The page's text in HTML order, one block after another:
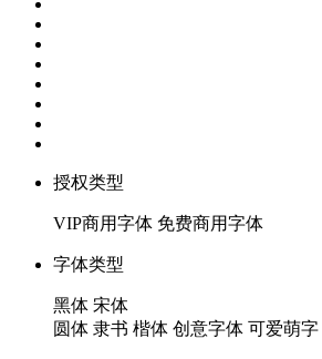
授权类型
VIP商用字体 免费商用字体
字体类型
黑体 宋体
圆体 隶书 楷体 创意字体 可爱萌字